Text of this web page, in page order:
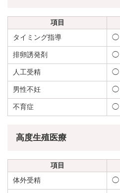
項目
タイミング指導
◯
排卵誘発剤 ◯
人工受精 ◯
男性不妊 ◯
不育症 ◯
高度生殖医療
項目
体外受精
◯